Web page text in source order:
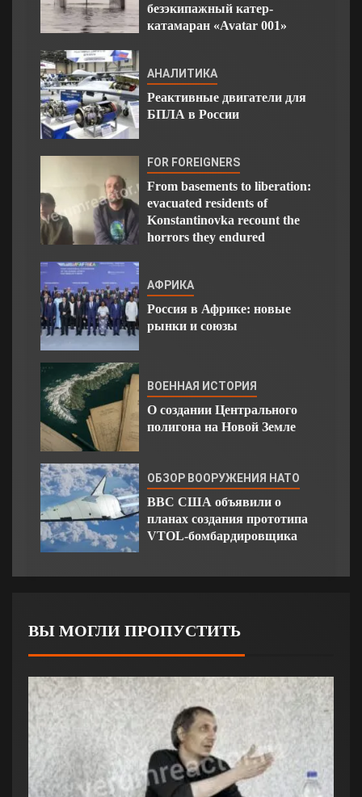
безэкипажный катер-
катамаран «Avatar 001»
АНАЛИТИКА
Реактивные двигатели для
БПЛА в России
FOR FOREIGNERS
From basements to liberation:
evacuated residents of
Konstantinovka recount the
horrors they endured
АФРИКА
Россия в Африке: новые
рынки и союзы
ВОЕННАЯ ИСТОРИЯ
О создании Центрального
полигона на Новой Земле
ОБЗОР ВООРУЖЕНИЯ НАТО
ВВС США объявили о
планах создания прототипа
VTOL-бомбардировщика
ВЫ МОГЛИ ПРОПУСТИТЬ